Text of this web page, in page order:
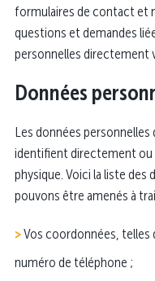
formulaires de contact et
questions et demandes
personnelles directement
Données
Les données
identifient directement
physique. Voici la liste des
pouvons être amenés à
Vos coordonnées, telles
numéro de téléphone ;